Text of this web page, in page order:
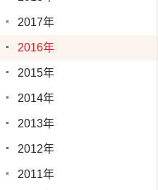
2017年
2016年
2015年
2014年
2013年
2012年
2011年